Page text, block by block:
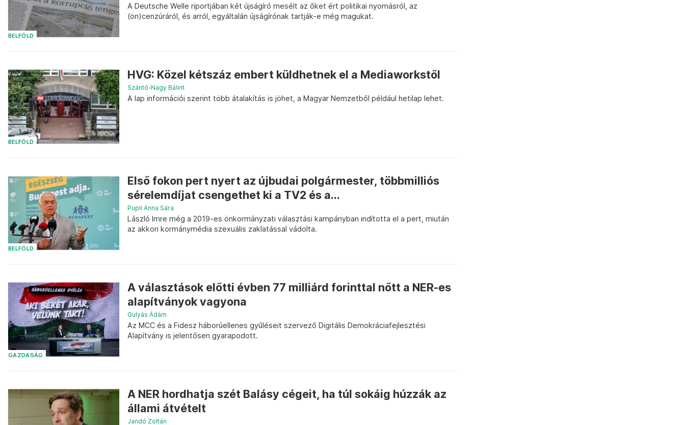
BELFÖLD
A Deutsche Welle riportjában két újságíró mesélt az őket ért politikai nyomásról, az
(ön)cenzúráról, és arról, egyáltalán újságírónak tartják-e még magukat.
BELFÖLD
HVG: Közel kétszáz embert küldhetnek el a Mediaworkstől
Szántó-Nagy Bálint
A lap információi szerint több átalakítás is jöhet, a Magyar Nemzetből például hetilap lehet.
BELFÖLD
Első fokon pert nyert az újbudai polgármester, többmilliós
sérelemdíjat csengethet ki a TV2 és a...
Pupli Anna Sára
László Imre még a 2019-es önkormányzati választási kampányban indította el a pert, miután
az akkori kormánymédia szexuális zaklatással vádolta.
GAZDASÁG
A választások előtti évben 77 milliárd forinttal nőtt a NER-es
alapítványok vagyona
Gulyás Ádám
Az MCC és a Fidesz háborúellenes gyűléseit szervező Digitális Demokráciafejlesztési
Alapítvány is jelentősen gyarapodott.
A NER hordhatja szét Balásy cégeit, ha túl sokáig húzzák az
állami átvételt
Jandó Zoltán